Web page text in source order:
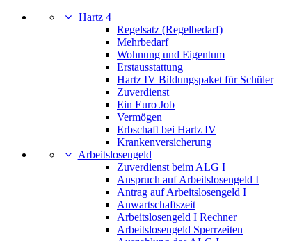
Hartz 4
Regelsatz (Regelbedarf)
Mehrbedarf
Wohnung und Eigentum
Erstausstattung
Hartz IV Bildungspaket für Schüler
Zuverdienst
Ein Euro Job
Vermögen
Erbschaft bei Hartz IV
Krankenversicherung
Arbeitslosengeld
Zuverdienst beim ALG I
Anspruch auf Arbeitslosengeld I
Antrag auf Arbeitslosengeld I
Anwartschaftszeit
Arbeitslosengeld I Rechner
Arbeitslosengeld Sperrzeiten